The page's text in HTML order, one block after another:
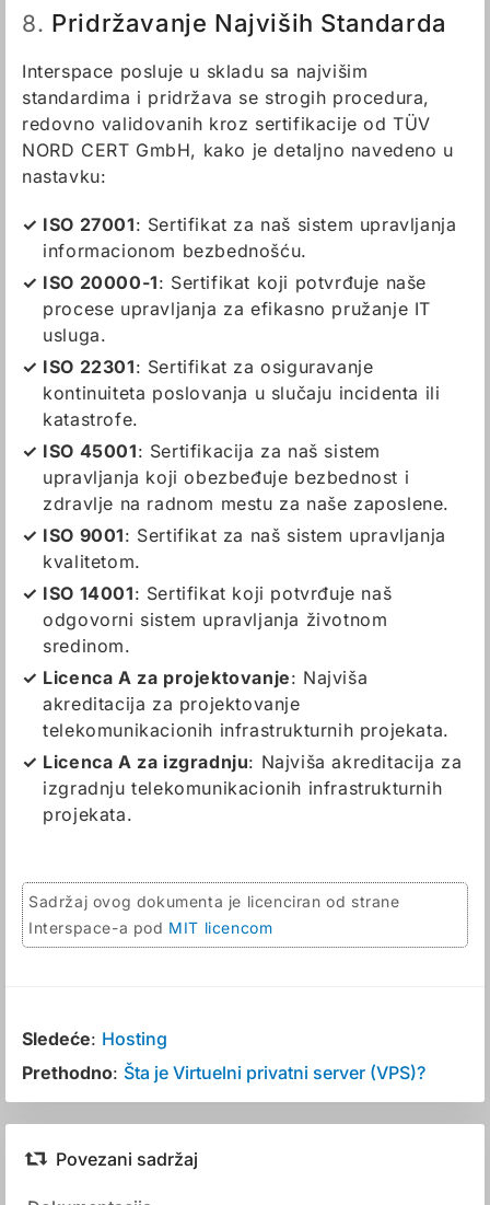
8. Pridržavanje Najviših Standarda
Interspace posluje u skladu sa najvišim
standardima i pridržava se strogih procedura,
redovno validovanih kroz sertifikacije od TÜV
NORD CERT GmbH, kako je detaljno navedeno u
nastavku:
ISO 27001: Sertifikat za naš sistem upravljanja
informacionom bezbednošću.
ISO 20000-1: Sertifikat koji potvrđuje naše
procese upravljanja za efikasno pružanje IT
usluga.
ISO 22301: Sertifikat za osiguravanje
kontinuiteta poslovanja u slučaju incidenta ili
katastrofe.
ISO 45001: Sertifikacija za naš sistem
upravljanja koji obezbeđuje bezbednost i
zdravlje na radnom mestu za naše zaposlene.
ISO 9001: Sertifikat za naš sistem upravljanja
kvalitetom.
ISO 14001: Sertifikat koji potvrđuje naš
odgovorni sistem upravljanja životnom
sredinom.
Licenca A za projektovanje: Najviša
akreditacija za projektovanje
telekomunikacionih infrastrukturnih projekata.
Licenca A za izgradnju: Najviša akreditacija za
izgradnju telekomunikacionih infrastrukturnih
projekata.
Sadržaj ovog dokumenta je licenciran od strane
Interspace-a pod MIT licencom
Sledeće: Hosting
Prethodno: Šta je Virtuelni privatni server (VPS)?
Povezani sadržaj